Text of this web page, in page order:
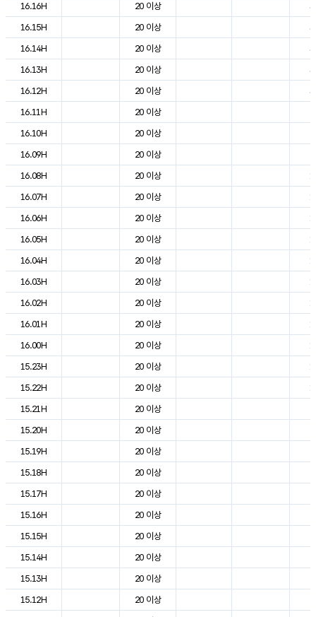
16.16H
20 이상
16.15H
20 이상
16.14H
20 이상
16.13H
20 이상
16.12H
20 이상
16.11H
20 이상
16.10H
20 이상
16.09H
20 이상
16.08H
20 이상
16.07H
20 이상
16.06H
20 이상
16.05H
20 이상
16.04H
20 이상
16.03H
20 이상
16.02H
20 이상
16.01H
20 이상
16.00H
20 이상
15.23H
20 이상
15.22H
20 이상
15.21H
20 이상
15.20H
20 이상
15.19H
20 이상
15.18H
20 이상
15.17H
20 이상
15.16H
20 이상
15.15H
20 이상
15.14H
20 이상
15.13H
20 이상
15.12H
20 이상